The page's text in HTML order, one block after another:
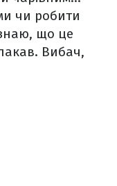
чи робити
що це
Вибач,